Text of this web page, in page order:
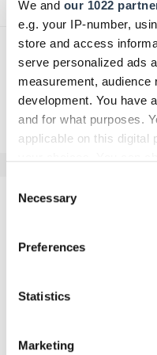
We and our 1022
e.g. your IP-number,
store and access
serve personalized ads
measurement,
development. You have
and for what purposes.
applicable on this digital
the Privacy trigger icon.
Collect information
Identify your device
Find out more about
Selection
Necessary
Preferences
Statistics
Marketing
R.
Redaktion